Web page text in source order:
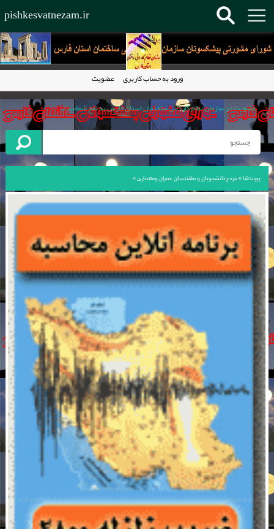
pishkesvatnezam.ir
عضویت
ورود به حساب کاربری
عضویت در سازمان نظام کاردانی ساختمان استان فارس به نفع شماست.
سال 1395 به تمام پیشکسوتان عزیز سازمان مبارک باد.
کاردان فنی ساختمان حلقه مفقوده در هرم ساخت وساز
سازمان نظام کاردانی ساختمان استان فارس پیشرو در تمام کشور
پیوندها»مرحع دانشجویان و مهندسان عمران ومعماری»